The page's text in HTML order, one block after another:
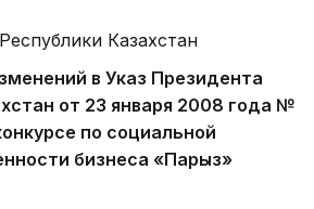
Казахстан
в Указ Президента
от 23 января 2008 года №
по социальной
бизнеса «Парыз»